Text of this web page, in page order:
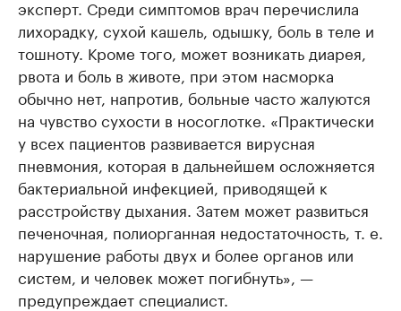
эксперт. Среди симптомов врач перечислила
лихорадку, сухой кашель, одышку, боль в теле и
тошноту. Кроме того, может возникать диарея,
рвота и боль в животе, при этом насморка
обычно нет, напротив, больные часто жалуются
на чувство сухости в носоглотке. «Практически
у всех пациентов развивается вирусная
пневмония, которая в дальнейшем осложняется
бактериальной инфекцией, приводящей к
расстройству дыхания. Затем может развиться
печеночная, полиорганная недостаточность, т. е.
нарушение работы двух и более органов или
систем, и человек может погибнуть», —
предупреждает специалист.